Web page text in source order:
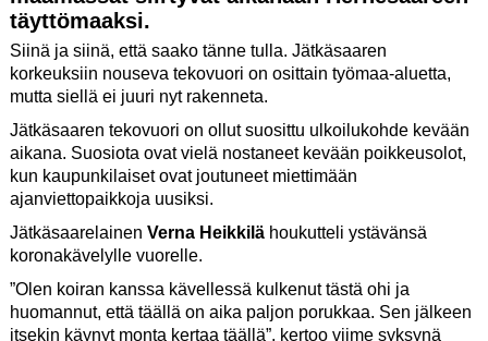
täyttömaaksi.
Siinä ja siinä, että saako tänne tulla. Jätkäsaaren
korkeuksiin nouseva tekovuori on osittain työmaa-aluetta,
mutta siellä ei juuri nyt rakenneta.
Jätkäsaaren tekovuori on ollut suosittu ulkoilukohde kevään
aikana. Suosiota ovat vielä nostaneet kevään poikkeusolot,
kun kaupunkilaiset ovat joutuneet miettimään
ajanviettopaikkoja uusiksi.
Jätkäsaarelainen Verna Heikkilähoukutteli ystävänsä
koronakävelylle vuorelle.
”Olen koiran kanssa kävellessä kulkenut tästä ohi ja
huomannut, että täällä on aika paljon porukkaa. Sen jälkeen
itsekin käynyt monta kertaa täällä”, kertoo viime syksynä